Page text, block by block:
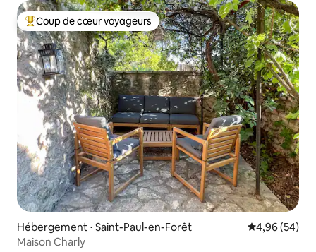
Coups de cœur voyageurs les plus appréciés
Coup de cœur voyageurs
Hébergement ⋅ Saint-Paul-en-Forêt Évaluation
4,96 (54)
Maison Charly